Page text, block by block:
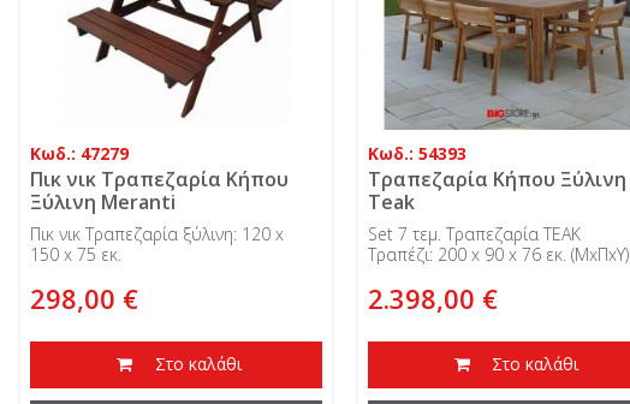
Κωδ.: 47279
Πικ νικ Τραπεζαρία Κήπου
Ξύλινη Meranti
Πικ νικ Τραπεζαρία ξύλινη: 120 x
150 x 75 εκ.
298,00 €
Στο καλάθι
Κωδ.: 54393
Τραπεζαρία Κήπου Ξύλινη
Teak
Set 7 τεμ. Τραπεζαρία TEAK
Τραπέζι: 200 x 90 x 76 εκ. (ΜxΠxΥ)
2.398,00 €
Στο καλάθι